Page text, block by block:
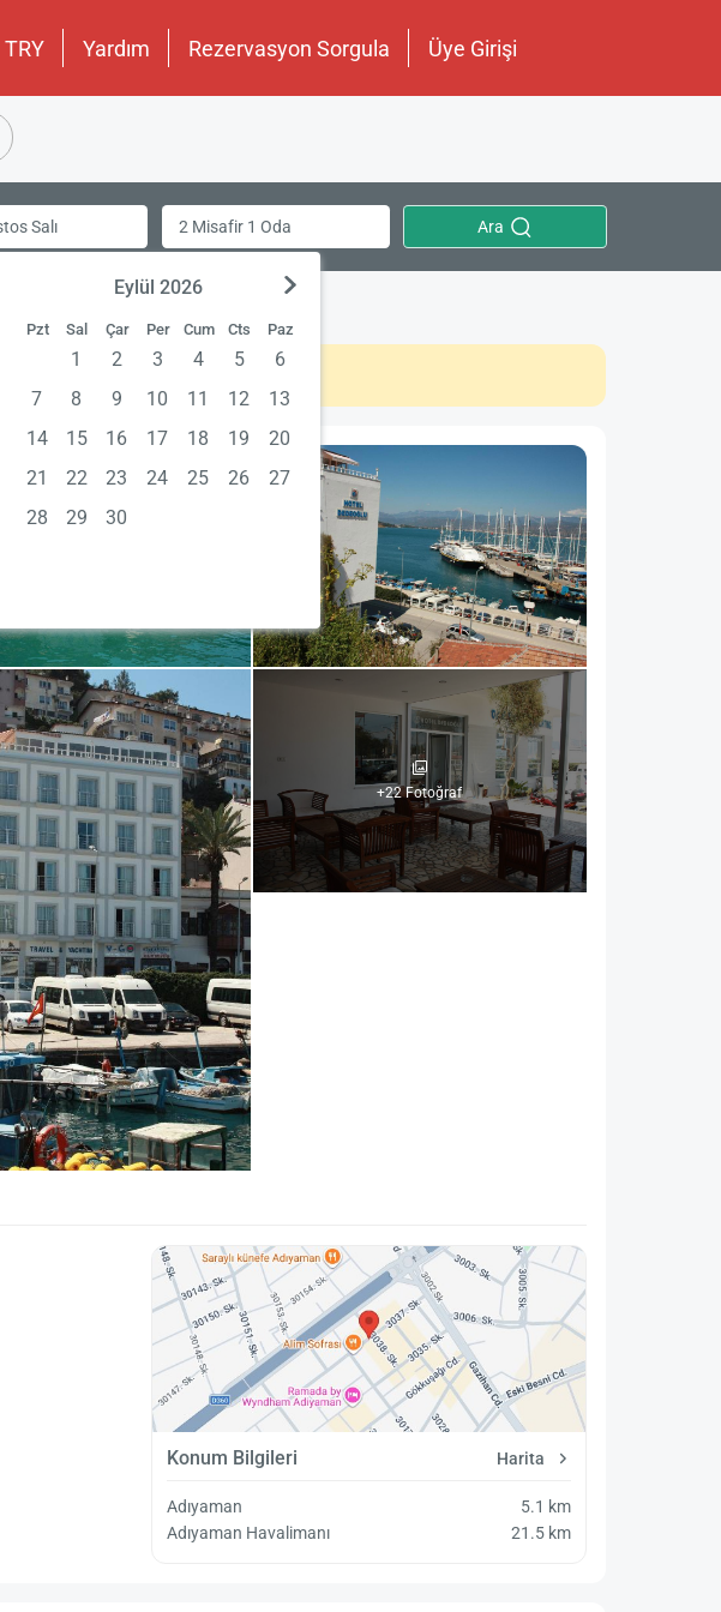
TRY Yardım Rezervasyon Sorgula Üye Girişi
Eylül 2026
Pzt Sal Çar Per Cum Cts Paz
1 2 3 4 5
6
7
8 9 10 11 12
13
14
15 16 17 18 19
20
21
22 23 24 25 26
27
28
29 30
2 Misafir 1 Oda Ara
+22 Fotoğraf
Konum Bilgileri Harita
Adıyaman
5.1 km
Adıyaman Havalimanı
21.5 km